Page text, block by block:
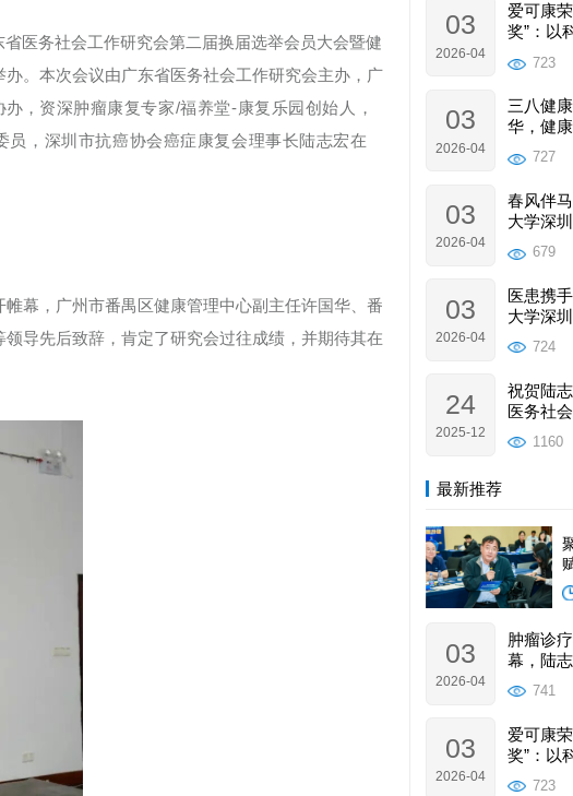
医务社会工作研究会第二届换届选举会员大会暨健
。本次会议由广东省医务社会工作研究会主办，广
， 资深肿瘤康复专家/福养堂-康复乐园创始人，
员， 深圳市抗癌协会癌症康复会理事长陆志宏在
幕，广州市番禺区健康管理中心副主任许国华、番
导先后致辞，肯定了研究会过往成绩，并期待其在
合患者需
量：根据
荐，接受放
因此建议
范围补充
参灵芝复合
医生建议
醒患者在
品使用体验。
03
2026-04
爱可康
奖”：以
723
03
2026-04
三八健
华，健
复乐园
暖落幕
727
03
2026-04
春风伴
大学深
症日公
679
03
2026-04
医患携
大学深
症日公
724
24
2025-12
祝贺陆
医务社
普工作
1160
最新推荐
03
2026-04
肿瘤诊
幕，陆
业发展
741
03
2026-04
爱可康
奖”：以
瘤康复
723